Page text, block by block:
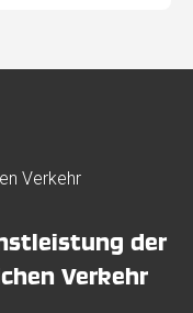
Verkehr
der
Verkehr